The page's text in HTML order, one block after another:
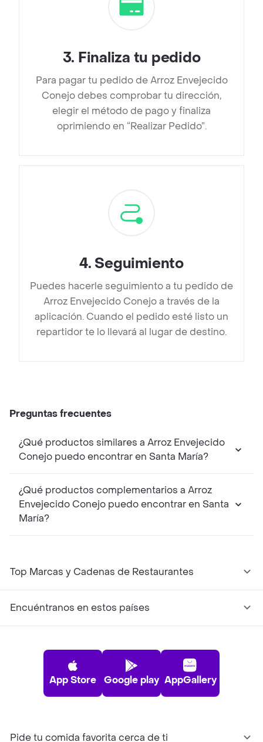
3. Finaliza tu pedido
Para pagar tu pedido de Arroz Envejecido
Conejo debes comprobar tu dirección,
elegir el método de pago y finaliza
oprimiendo en “Realizar Pedido”.
4. Seguimiento
Puedes hacerle seguimiento a tu pedido de
Arroz Envejecido Conejo a través de la
aplicación. Cuando el pedido esté listo un
repartidor te lo llevará al lugar de destino.
Preguntas frecuentes
¿Qué productos similares a Arroz Envejecido
Conejo puedo encontrar en Santa María?
¿Qué productos complementarios a Arroz
Envejecido Conejo puedo encontrar en Santa
María?
Top Marcas y Cadenas de Restaurantes
Encuéntranos en estos países
App Store Google play AppGallery
Pide tu comida favorita cerca de ti